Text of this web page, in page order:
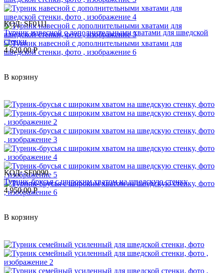
КОД: SF0111
Турник навесной c дополнительными хватами для шведской
стенки
4 620.00 Р
В корзину
КОД: SF0090
Турник-брусья с широким хватом на шведскую стенку
4 950.00 Р
В корзину